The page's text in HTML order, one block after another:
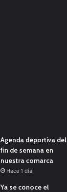
Agenda deportiva del
fin de semana en
nuestra comarca
Hace 1 día
Ya se conoce el